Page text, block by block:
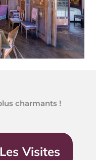
charmants !
Visites